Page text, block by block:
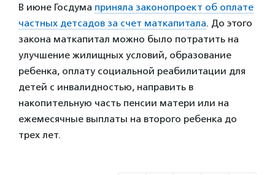
В июне Госдума приняла законопроект об оплате
частных детсадов за счет маткапитала. До этого
закона маткапитал можно было потратить на
улучшение жилищных условий, образование
ребенка, оплату социальной реабилитации для
детей с инвалидностью, направить в
накопительную часть пенсии матери или на
ежемесячные выплаты на второго ребенка до
трех лет.